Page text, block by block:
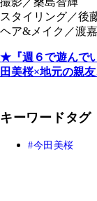
スタイリング／後
ヘア&メイク／渡
★『週６で遊んで
田美桜×地元の親
キーワードタグ
今田美桜